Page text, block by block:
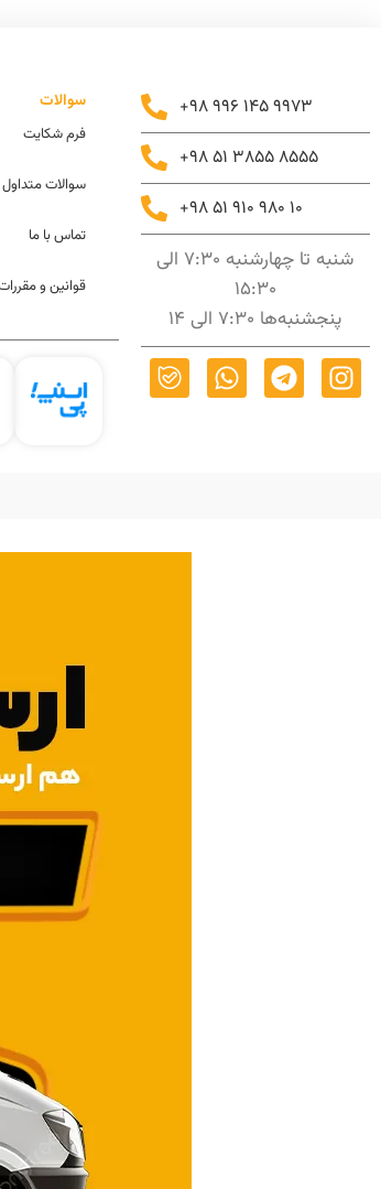
+98 996 145 9973
+98 51 3855 8555
+98 51 910 980 10
شنبه تا چهارشنبه 7:30 الی
15:30
پنجشنبه‌ها 7:30 الی 14
سوالات
فرم شکایت
سوالات متداول
تماس با ما
قوانین و